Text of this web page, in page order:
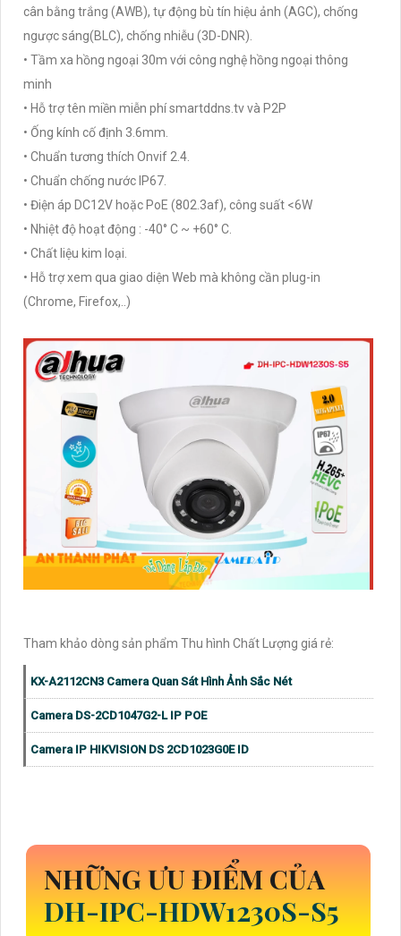
cân bằng trắng (AWB), tự động bù tín hiệu ảnh (AGC), chống
ngược sáng(BLC), chống nhiễu (3D-DNR).
• Tầm xa hồng ngoại 30m với công nghệ hồng ngoại thông
minh
• Hỗ trợ tên miền miễn phí smartddns.tv và P2P
• Ống kính cố định 3.6mm.
• Chuẩn tương thích Onvif 2.4.
• Chuẩn chống nước IP67.
• Điện áp DC12V hoặc PoE (802.3af), công suất <6W
• Nhiệt độ hoạt động : -40° C ~ +60° C.
• Chất liệu kim loại.
• Hỗ trợ xem qua giao diện Web mà không cần plug-in
(Chrome, Firefox,..)
Tham khảo dòng sản phẩm Thu hình Chất Lượng giá rẻ:
KX-A2112CN3 Camera Quan Sát Hình Ảnh Sắc Nét
Camera DS-2CD1047G2-L IP POE
Camera IP HIKVISION DS 2CD1023G0E ID
NHỮNG ƯU ĐIỂM CỦA
DH-IPC-HDW1230S-S5